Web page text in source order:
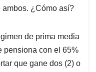
ambos. ¿Cómo así?
de prima media
pensiona con el 65%
que gane dos (2) o